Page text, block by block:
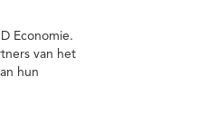
Economie.
van het
hun